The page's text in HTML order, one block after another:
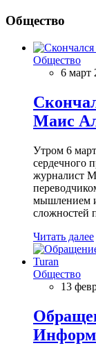
Общество
Общество
6 март
Маис
Утром 6
сердечного
журналист
мышлением
сложностей
Читать далее
Общество
13